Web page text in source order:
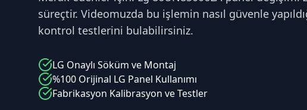
süreçtir. Videomuzda bu işlemin nasıl güvenle
kontrol testlerini bulabilirsiniz.
LG Onaylı Söküm ve Montaj
%100 Orijinal LG Panel Kullanımı
Fabrikasyon Kalibrasyon ve Testler